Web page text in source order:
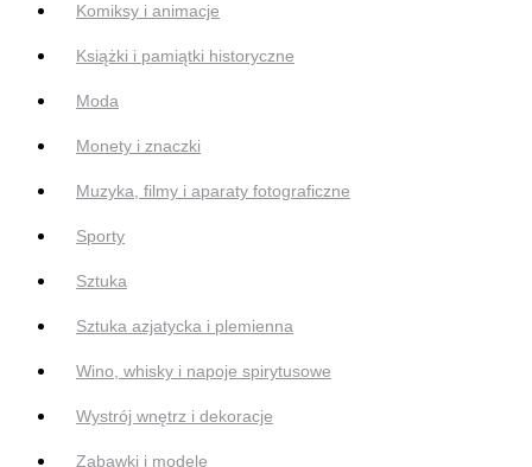
Komiksy i animacje
Książki i pamiątki historyczne
Moda
Monety i znaczki
Muzyka, filmy i aparaty fotograficzne
Sporty
Sztuka
Sztuka azjatycka i plemienna
Wino, whisky i napoje spirytusowe
Wystrój wnętrz i dekoracje
Zabawki i modele